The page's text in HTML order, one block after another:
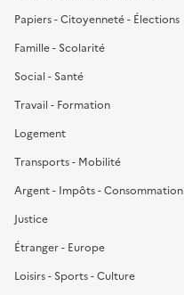
Papiers - Citoyenneté - Élections
Famille - Scolarité
Social - Santé
Travail - Formation
Logement
Transports - Mobilité
Argent - Impôts - Consommation
Justice
Étranger - Europe
Loisirs - Sports - Culture